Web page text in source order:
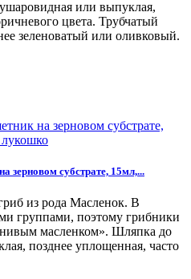
или выпуклая,
цвета. Трубчатый
зеленоватый или оливковый.
зерновом субстрате, 15мл,...
из рода Масленок. В
группами, поэтому грибники
масленком». Шляпка до
позднее уплощенная, часто